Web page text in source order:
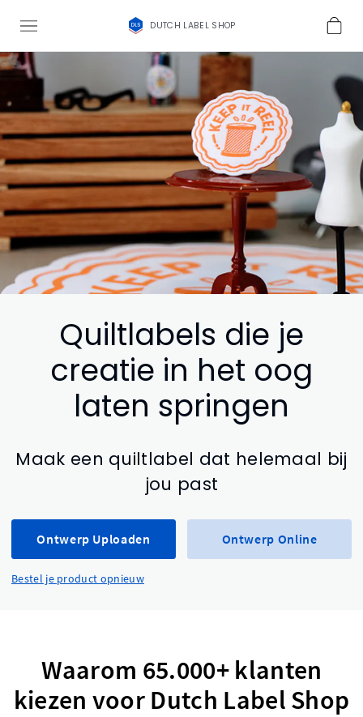
DUTCH LABEL SHOP
Quiltlabels die je
creatie in het oog
laten springen
Maak een quiltlabel dat helemaal bij
jou past
Ontwerp Uploaden Ontwerp Online
Bestel je product opnieuw
Waarom 65.000+ klanten
kiezen voor Dutch Label Shop